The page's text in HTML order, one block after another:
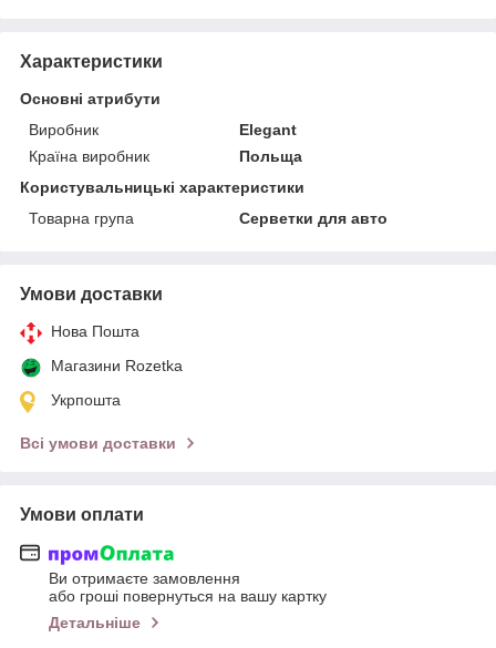
Характеристики
Основні атрибути
Виробник
Elegant
Країна виробник
Польща
Користувальницькі характеристики
Товарна група
Серветки для авто
Умови доставки
Нова Пошта
Магазини Rozetka
Укрпошта
Всі умови доставки
Умови оплати
Ви отримаєте замовлення
або гроші повернуться на вашу картку
Детальніше